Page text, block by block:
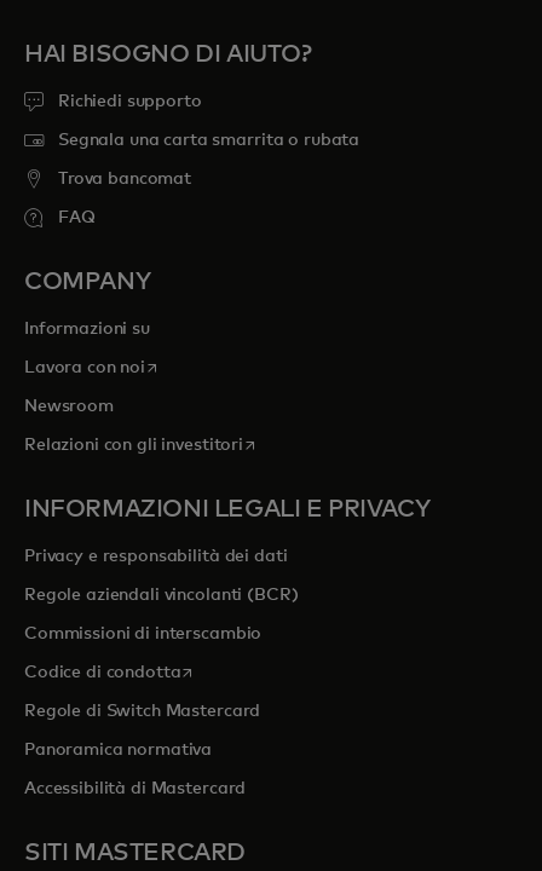
HAI BISOGNO DI AIUTO?
Richiedi supporto
Segnala una carta smarrita o rubata
Trova bancomat
FAQ
COMPANY
Informazioni su
Lavora con noi si apre in una nuova scheda
Newsroom
Relazioni con gli investitorisi apre in una nuova scheda
INFORMAZIONI LEGALI E PRIVACY
Privacy e responsabilità dei dati
Regole aziendali vincolanti (BCR)
Commissioni di interscambio
Codice di condottasi apre in una nuova scheda
Regole di Switch Mastercard
Panoramica normativa
Accessibilità di Mastercard
SITI MASTERCARD